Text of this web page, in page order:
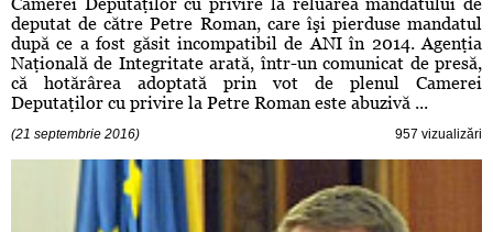
Camerei Deputaţilor cu privire la reluarea mandatului de
deputat de către Petre Roman, care îşi pierduse mandatul
după ce a fost găsit incompatibil de ANI în 2014. Agenţia
Naţională de Integritate arată, într-un comunicat de presă,
că hotărârea adoptată prin vot de plenul Camerei
Deputaţilor cu privire la Petre Roman este abuzivă ...
(21 septembrie 2016) 957 vizualizări